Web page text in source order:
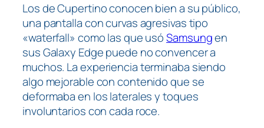
Los de Cupertino conocen bien a su público,
una pantalla con curvas agresivas tipo
«waterfall» como las que usóSamsungen
sus Galaxy Edge puede no convencer a
muchos. La experiencia terminaba siendo
algo mejorable con contenido que se
deformaba en los laterales y toques
involuntarios con cada roce.